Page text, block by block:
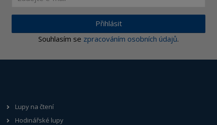
Přihlásit
Souhlasím se zpracováním osobních údajů.
Lupy na čtení
Hodinářské lupy